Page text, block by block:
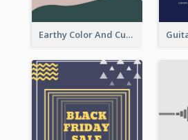
Earthy Color And Curves We Are Hiring Flyer